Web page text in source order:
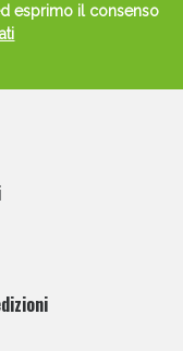
esprimo il consenso